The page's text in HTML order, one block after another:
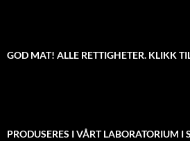
GOD MAT! ALLE RETTIGHETER. KLIKK
PRODUSERES I VÅRT LABORATORIUM I